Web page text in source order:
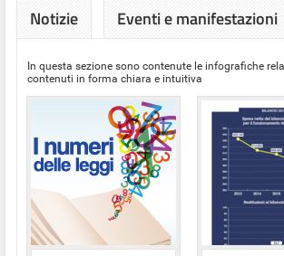
Notizie Eventi e manifestazioni
In questa sezione sono contenute le infografiche
contenuti in forma chiara e intuitiva